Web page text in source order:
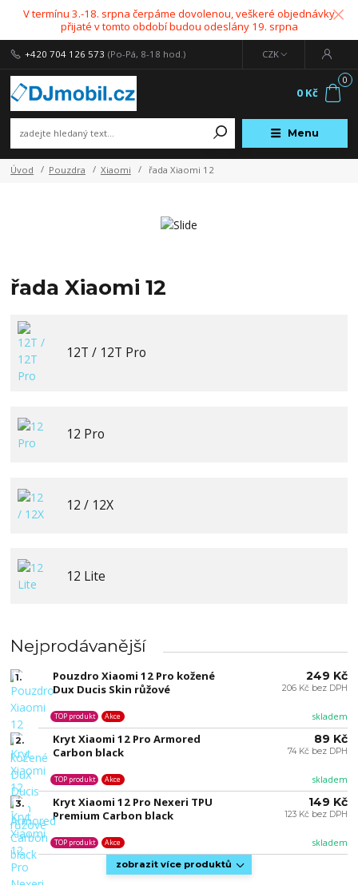
V termínu 3.-18. srpna čerpáme dovolenou, veškeré objednávky
přijaté v tomto období budou odeslány 19. srpna
Menu
CZK
+420 704 126 573 (Po-Pá, 8-18 hod.)
0
0 Kč
Úvod Pouzdra Xiaomi řada Xiaomi 12
řada Xiaomi 12
12T / 12T Pro
12 Pro
12 / 12X
12 Lite
Nejprodávanější
1.
Pouzdro Xiaomi 12 Pro kožené
Dux Ducis Skin růžové
skladem
TOP produkt Akce
249 Kč
206 Kč bez DPH
2.
Kryt Xiaomi 12 Pro Armored
Carbon black
skladem
TOP produkt Akce
89 Kč
74 Kč bez DPH
3.
Kryt Xiaomi 12 Pro Nexeri TPU
Premium Carbon black
skladem
TOP produkt Akce
149 Kč
123 Kč bez DPH
zobrazit více produktů